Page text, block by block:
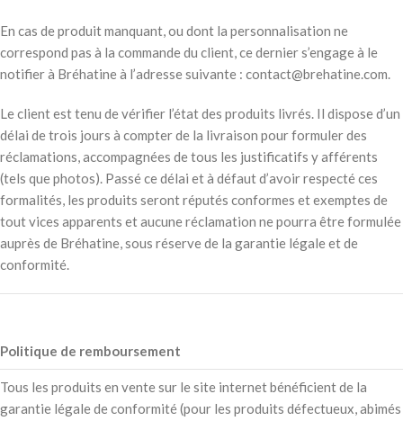
En cas de produit manquant, ou dont la personnalisation ne
correspond pas à la commande du client, ce dernier s’engage à le
notifier à Bréhatine à l’adresse suivante : contact@brehatine.com.
Le client est tenu de vérifier l’état des produits livrés. Il dispose d’un
délai de trois jours à compter de la livraison pour formuler des
réclamations, accompagnées de tous les justificatifs y afférents
(tels que photos). Passé ce délai et à défaut d’avoir respecté ces
formalités, les produits seront réputés conformes et exemptes de
tout vices apparents et aucune réclamation ne pourra être formulée
auprès de Bréhatine, sous réserve de la garantie légale et de
conformité.
Politique de remboursement
Tous les produits en vente sur le site internet bénéficient de la
garantie légale de conformité (pour les produits défectueux, abimés